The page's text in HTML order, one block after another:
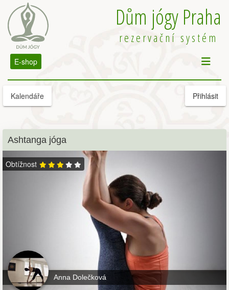
Dům jógy Praha
rezervační systém
E-shop
Kalendáře Přihlásit
Ashtanga jóga
Obtížnost
Anna Dolečková